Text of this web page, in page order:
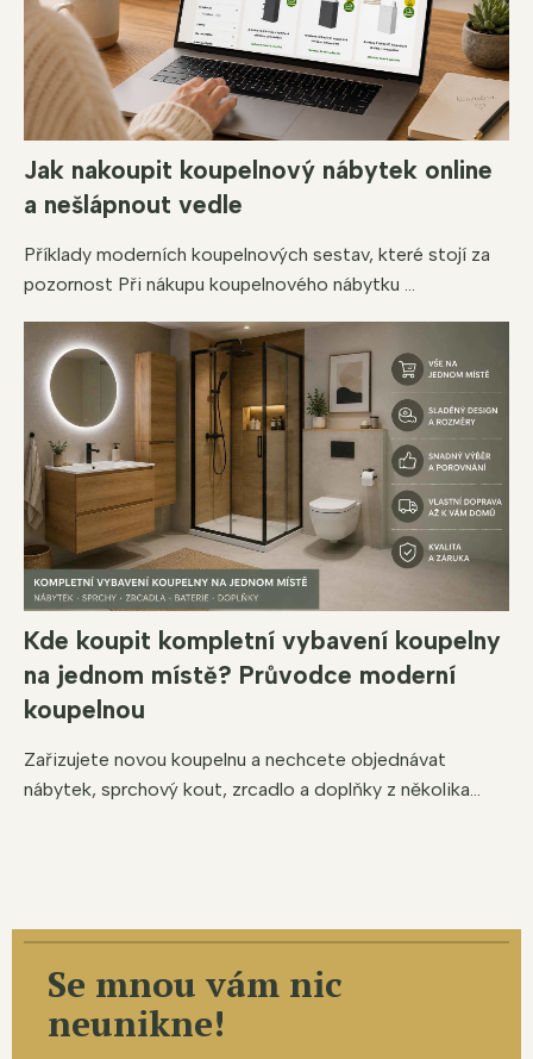
Jak nakoupit koupelnový nábytek online
a nešlápnout vedle
Příklady moderních koupelnových sestav, které stojí za
pozornost Při nákupu koupelnového nábytku ...
Kde koupit kompletní vybavení koupelny
na jednom místě? Průvodce moderní
koupelnou
Zařizujete novou koupelnu a nechcete objednávat
nábytek, sprchový kout, zrcadlo a doplňky z několika...
Se mnou vám nic
neunikne!